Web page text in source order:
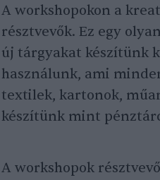
A workshopokon a
résztvevők. Ez egy
új tárgyakat készítünk
használunk, ami
textilek, kartonok,
készítünk mint
A workshopok